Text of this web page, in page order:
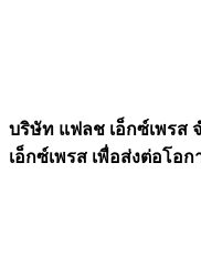
บริษัท แฟลช เอ็กซ์เพรส
เอ็กซ์เพรส เพื่อส่งต่อโอ